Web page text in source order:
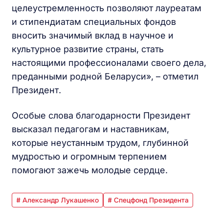
целеустремленность позволяют лауреатам
и стипендиатам специальных фондов
вносить значимый вклад в научное и
культурное развитие страны, стать
настоящими профессионалами своего дела,
преданными родной Беларуси», – отметил
Президент.
Особые слова благодарности Президент
высказал педагогам и наставникам,
которые неустанным трудом, глубинной
мудростью и огромным терпением
помогают зажечь молодые сердце.
# Александр Лукашенко # Спецфонд Президента